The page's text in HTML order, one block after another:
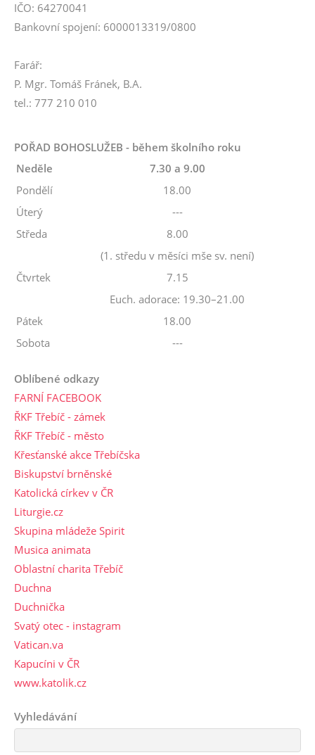
IČO: 64270041
Bankovní spojení: 6000013319/0800
Farář:
P. Mgr. Tomáš Fránek, B.A.
tel.: 777 210 010
POŘAD BOHOSLUŽEB - během školního roku
Neděle
7.30 a 9.00
Pondělí
18.00
Úterý
---
Středa
8.00
(1. středu v měsíci mše sv. není)
Čtvrtek
7.15
Euch. adorace: 19.30–21.00
Pátek
18.00
Sobota
---
Oblíbené odkazy
FARNÍ FACEBOOK
ŘKF Třebíč - zámek
ŘKF Třebíč - město
Křesťanské akce Třebíčska
Biskupství brněnské
Katolická církev v ČR
Liturgie.cz
Skupina mládeže Spirit
Musica animata
Oblastní charita Třebíč
Duchna
Duchnička
Svatý otec - instagram
Vatican.va
Kapucíni v ČR
www.katolik.cz
Vyhledávání